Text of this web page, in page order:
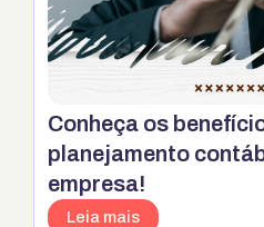
Conheça os
planejamento
empresa!
Leia mais